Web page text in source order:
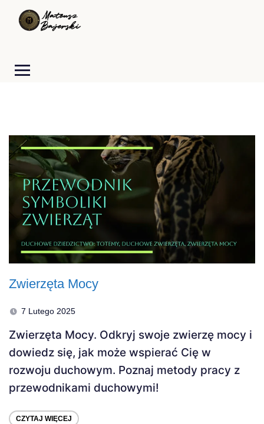
Zwierzęta Mocy
7 Lutego 2025
Zwierzęta Mocy. Odkryj swoje zwierzę mocy i
dowiedz się, jak może wspierać Cię w
rozwoju duchowym. Poznaj metody pracy z
przewodnikami duchowymi!
CZYTAJ WIĘCEJ